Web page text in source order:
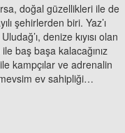
doğal güzellikleri ile de
şehirlerden biri. Yaz’ı
denize kıyısı olan
baş başa kalacağınız
kampçılar ve adrenalin
ev sahipliği…